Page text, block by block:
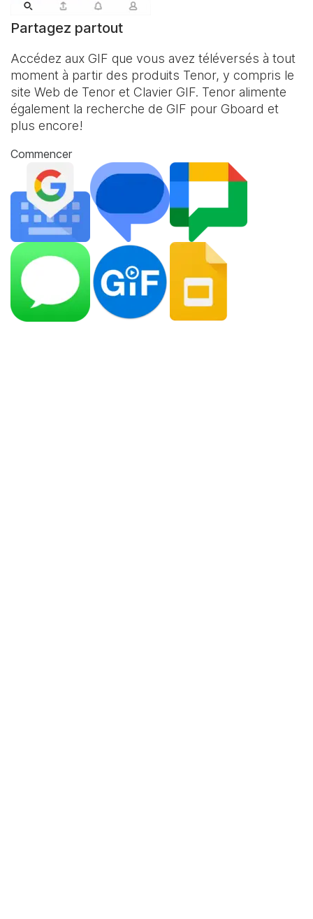
Partagez partout
Accédez aux GIF que vous avez téléversés à tout
moment à partir des produits Tenor, y compris le
site Web de Tenor et Clavier GIF. Tenor alimente
également la recherche de GIF pour Gboard et
plus encore!
Commencer